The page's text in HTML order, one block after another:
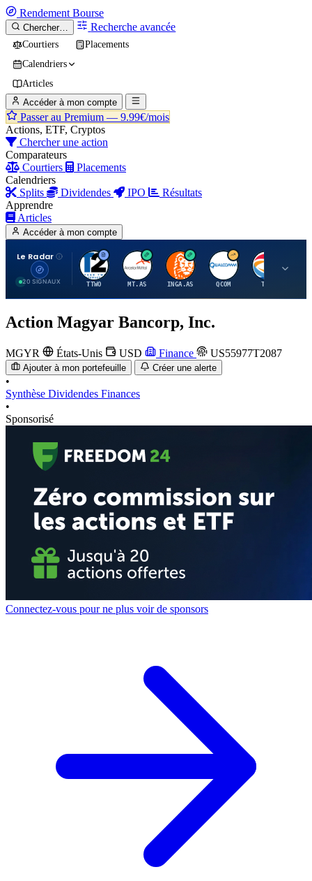
Rendement Bourse
Chercher… Recherche avancée
Courtiers
Placements
Calendriers
Articles
Accéder à mon compte
Passer au Premium — 9.99€/mois
Actions, ETF, Cryptos
Chercher une action
Comparateurs
Courtiers
Placements
Calendriers
Splits
Dividendes IPO
Résultats
Apprendre
Articles
Accéder à mon compte
Le Radar
20 SIGNAUX
T
TTWO
A
MT.AS
I
INGA.AS
Q
QCOM
T
TTE
Action Magyar Bancorp, Inc.
MGYR États-Unis USD Finance US55977T2087
Ajouter à mon portefeuille Créer une alerte
•
Synthèse Dividendes Finances
•
Sponsorisé
Connectez-vous pour ne plus voir de sponsors